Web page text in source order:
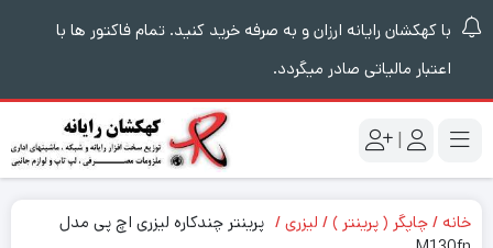
با کهکشان رایانه ارزان و به صرفه خرید کنید. تمام فاکتور ها با
اعتبار مالیاتی صادر میگردد.
|
خانه چاپگر ( پرینتر ) لیزری
پرینتر چندکاره لیزری اچ پی مدل